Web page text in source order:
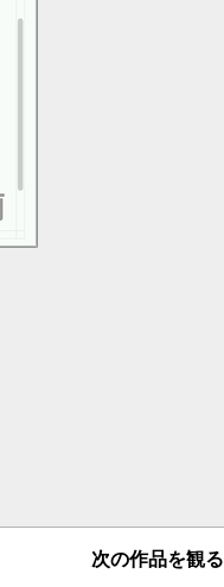
次の作品を観る